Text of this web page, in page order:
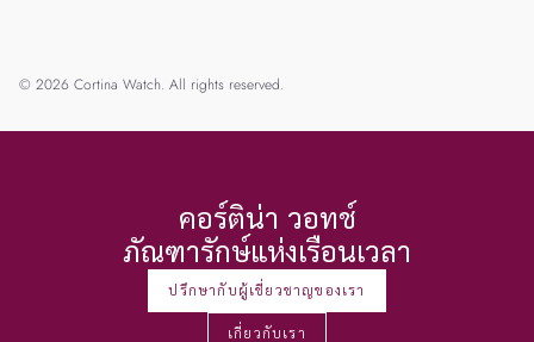
© 2026 Cortina Watch. All rights reserved.
คอร์ติน่า วอทช์
ภัณฑารักษ์แห่งเรือนเวลา
ปรึกษากับผู้เชี่ยวชาญของเรา
เกี่ยวกับเรา